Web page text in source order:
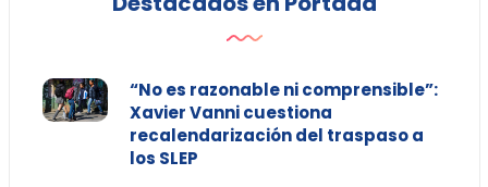
“No es razonable ni comprensible”:
Xavier Vanni cuestiona
recalendarización del traspaso a
los SLEP